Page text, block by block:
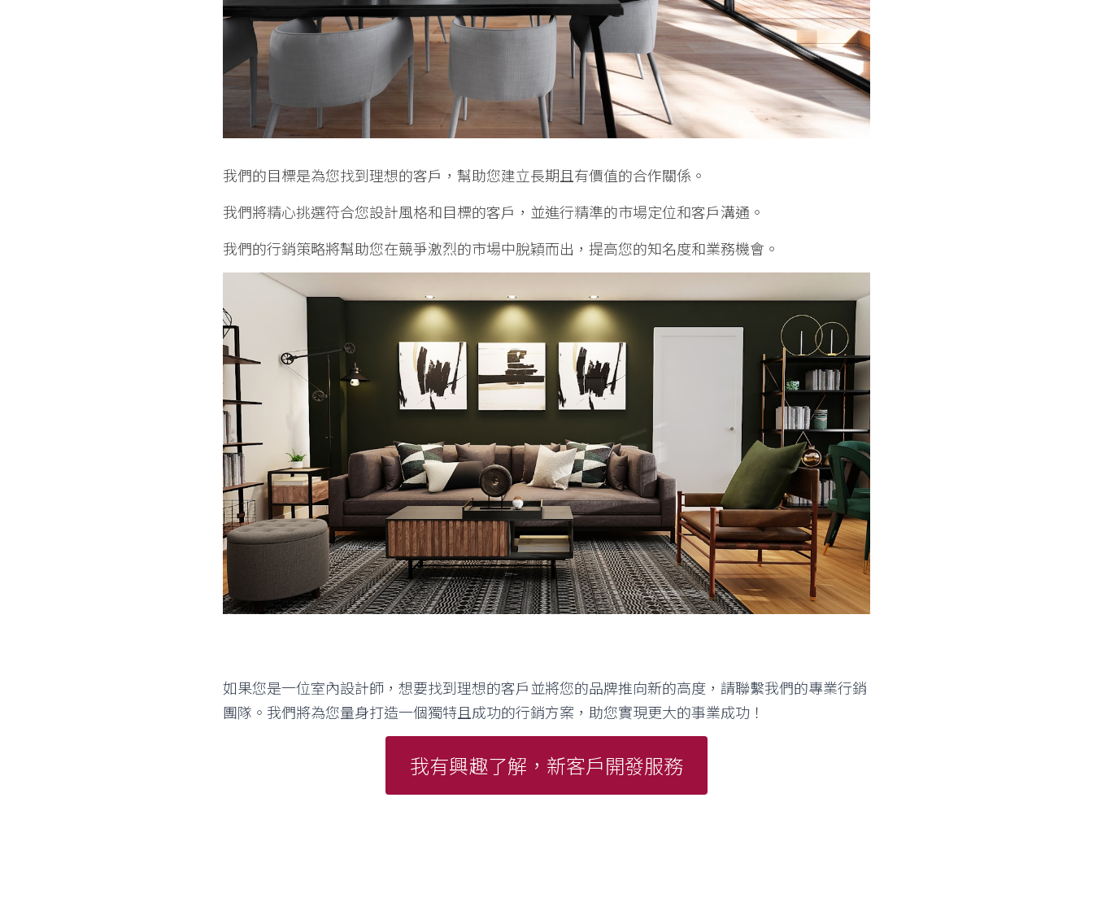
我們的目標是為您找到理想的客戶，幫助您建立長期且有價值的合作關係。
我們將精心挑選符合您設計風格和目標的客戶，並進行精準的市場定位和客戶溝通。
我們的行銷策略將幫助您在競爭激烈的市場中脫穎而出，提高您的知名度和業務機會。
如果您是一位室內設計師，想要找到理想的客戶並將您的品牌推向新的高度，請聯繫我們的專業行銷
團隊。我們將為您量身打造一個獨特且成功的行銷方案，助您實現更大的事業成功！
我有興趣了解，新客戶開發服務